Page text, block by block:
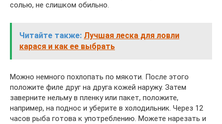
солью, не слишком обильно.
Читайте также: Лучшая леска для ловли
карася и как ее выбрать
Можно немного похлопать по мякоти. После этого
положите филе друг на друга кожей наружу. Затем
заверните нельму в пленку или пакет, положите,
например, на поднос и уберите в холодильник. Через 12
часов рыба готова к употреблению. Можете нарезать и